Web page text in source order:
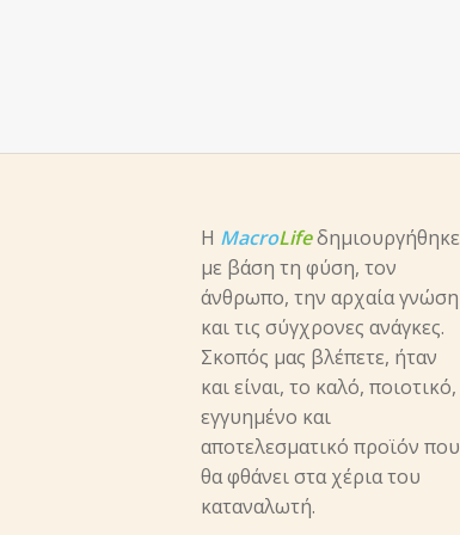
Η MacroLifeδημιουργήθηκε
με βάση τη φύση, τον
άνθρωπο, την αρχαία γνώση
και τις σύγχρονες ανάγκες.
Σκοπός μας βλέπετε, ήταν
και είναι, το καλό, ποιοτικό,
εγγυημένο και
αποτελεσματικό προϊόν που
θα φθάνει στα χέρια του
καταναλωτή.